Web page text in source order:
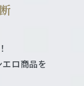
断
ロ商品を